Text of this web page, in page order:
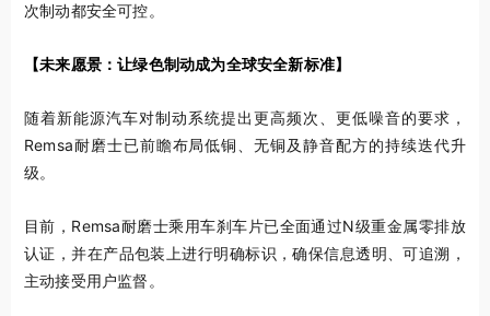
次制动都安全可控。
【未来愿景：让绿色制动成为全球安全新标准】
随着新能源汽车对制动系统提出更高频次、更低噪音的要求，
Remsa耐磨士已前瞻布局低铜、无铜及静音配方的持续迭代升
级。
目前，Remsa耐磨士乘用车刹车片已全面通过N级重金属零排放
认证，并在产品包装上进行明确标识，确保信息透明、可追溯，
主动接受用户监督。